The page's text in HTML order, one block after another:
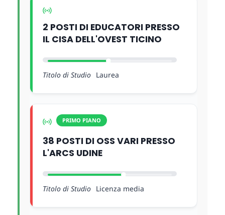
2 POSTI DI EDUCATORI PRESSO
IL CISA DELL'OVEST TICINO
Titolo di Studio Laurea
PRIMO PIANO
38 POSTI DI OSS VARI PRESSO
L'ARCS UDINE
Titolo di Studio Licenza media